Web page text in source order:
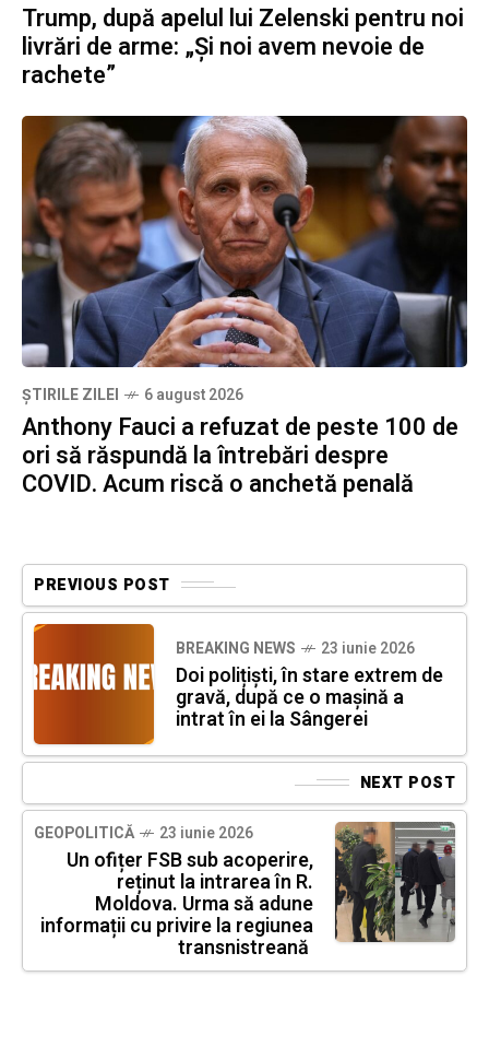
Trump, după apelul lui Zelenski pentru noi
livrări de arme: „Și noi avem nevoie de
rachete”
ȘTIRILE ZILEI 6 august 2026
Anthony Fauci a refuzat de peste 100 de
ori să răspundă la întrebări despre
COVID. Acum riscă o anchetă penală
PREVIOUS POST
BREAKING NEWS 23 iunie 2026
Doi polițiști, în stare extrem de
gravă, după ce o mașină a
intrat în ei la Sângerei
NEXT POST
GEOPOLITICĂ 23 iunie 2026
Un ofițer FSB sub acoperire,
reținut la intrarea în R.
Moldova. Urma să adune
informații cu privire la regiunea
transnistreană